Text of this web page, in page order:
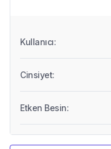
Kullanıcı:
Cinsiyet:
Etken Besin: